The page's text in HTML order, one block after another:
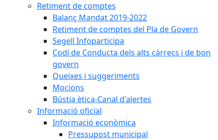
Retiment de comptes
Balanç Mandat 2019-2022
Retiment de comptes del Pla de Govern
Segell Infoparticipa
Codi de Conducta dels alts càrrecs i de bon
govern
Queixes i suggeriments
Mocions
Bústia ètica-Canal d'alertes
Informació oficial
Informació econòmica
Pressupost municipal